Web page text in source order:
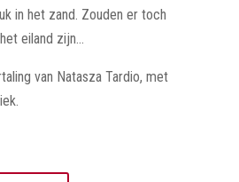
in het zand. Zouden er toch
eiland zijn…
van Natasza Tardio, met